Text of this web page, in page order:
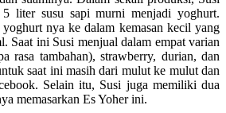
5 liter susu sapi murni menjadi yoghurt.
nya ke dalam kemasan kecil yang
Saat ini Susi menjual dalam empat varian
rasa tambahan), strawberry, durian, dan
saat ini masih dari mulut ke mulut dan
Selain itu, Susi juga memiliki dua
memasarkan Es Yoher ini.